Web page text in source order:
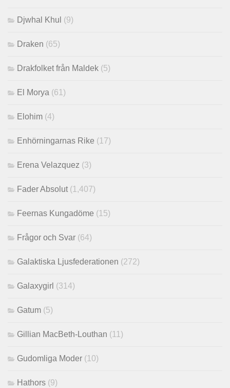
Djwhal Khul (9)
Draken (65)
Drakfolket från Maldek (5)
El Morya (61)
Elohim (4)
Enhörningarnas Rike (17)
Erena Velazquez (3)
Fader Absolut (1,407)
Feernas Kungadöme (15)
Frågor och Svar (64)
Galaktiska Ljusfederationen (272)
Galaxygirl (314)
Gatum (5)
Gillian MacBeth-Louthan (11)
Gudomliga Moder (10)
Hathors (9)